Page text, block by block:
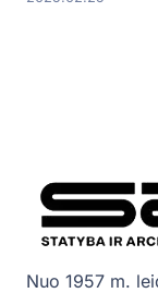
Nuo 1957 m.